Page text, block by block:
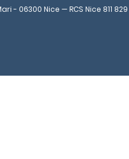
- 06300 Nice — RCS Nice 811